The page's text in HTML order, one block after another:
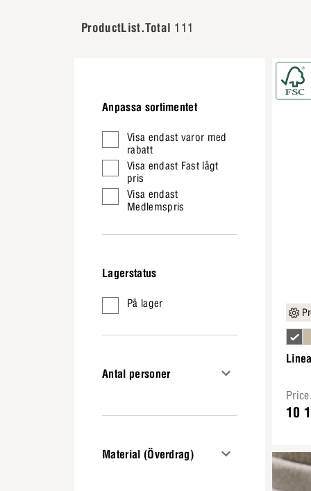
ProductList.Total 111
Anpassa sortimentet
Visa endast varor med
rabatt
Visa endast Fast lågt
pris
Visa endast
Medlemspris
Lagerstatus
På lager
Antal personer
Material (Överdrag)
10